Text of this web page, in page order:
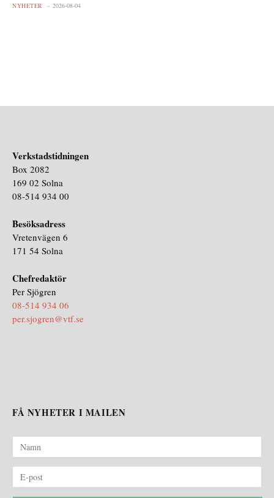
NYHETER 2026-08-04
Verkstadstidningen
Box 2082
169 02 Solna
08-514 934 00
Besöksadress
Vretenvägen 6
171 54 Solna
Chefredaktör
Per Sjögren
08-514 934 06
per.sjogren@vtf.se
FÅ NYHETER I MAILEN